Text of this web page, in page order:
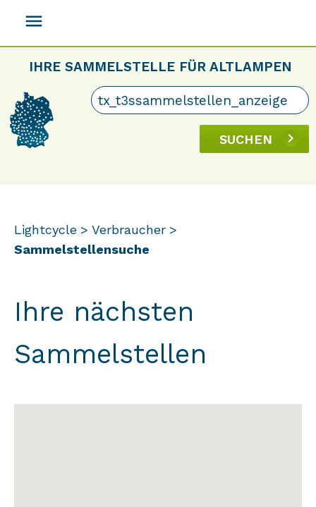
menu
IHRE SAMMELSTELLE FÜR ALTLAMPEN
SUCHEN
Lightcycle
Verbraucher
Sammelstellensuche
Ihre nächsten
Sammelstellen